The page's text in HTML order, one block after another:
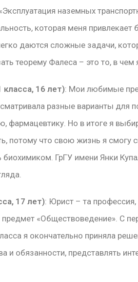
наземных
которая меня
даются сложные задачи,
теорему Фалеса – это то, в
16 лет): Мои любимые
разные варианты для
фармацевтику. Но в итоге я
потому что свою жизнь я
ГрГУ имени Янки
17 лет): Юрист – та
«Обществоведение». С
я окончательно приняла
и обязанности, представлять